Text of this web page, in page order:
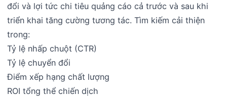
đổi và lợi tức chi tiêu quảng cáo cả trước và sau khi
triển khai tăng cường tương tác. Tìm kiếm cải thiện
trong:
Tỷ lệ nhấp chuột (CTR)
Tỷ lệ chuyển đổi
Điểm xếp hạng chất lượng
ROI tổng thể chiến dịch